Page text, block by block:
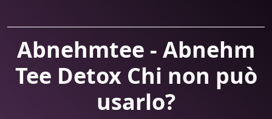
Abnehmtee - Abnehm
Tee Detox Chi non può
usarlo?